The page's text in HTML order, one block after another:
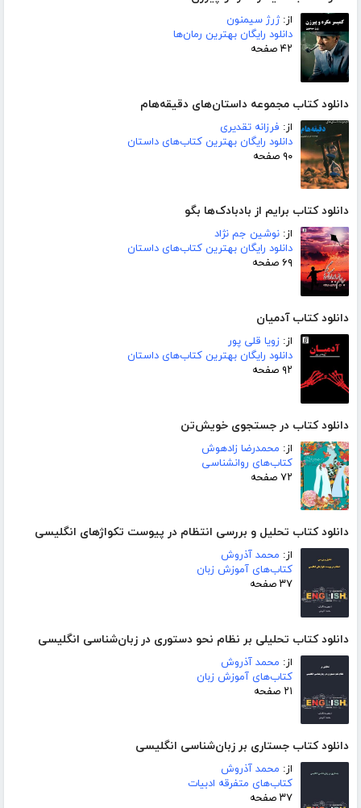
از:ژرژ سیمنون
دانلود رایگان بهترین رمان‌ها
۴۲ صفحه
دانلود کتاب مجموعه داستان‌های دقیقه‌هام
از: فرزانه تقدیری
دانلود رایگان بهترین کتاب‌های داستان
۹۰ صفحه
دانلود کتاب برایم از بادبادک‌ها بگو
از: نوشین جم نژاد
دانلود رایگان بهترین کتاب‌های داستان
۶۹ صفحه
دانلود کتاب آدمیان
از: زویا قلی پور
دانلود رایگان بهترین کتاب‌های داستان
۹۲ صفحه
دانلود کتاب در جستجوی خویش‌تن
از: محمدرضا زادهوش
کتاب‌های روانشناسی
۷۲ صفحه
دانلود کتاب تحلیل و بررسی انتظام در پیوست تکواژهای انگلیسی
از: محمد آذروش
کتاب‌های آموزش زبان
۳۷ صفحه
دانلود کتاب تحلیلی بر نظام نحو دستوری در زبان‌شناسی انگلیسی
از: محمد آذروش
کتاب‌های آموزش زبان
۲۱ صفحه
دانلود کتاب جستاری بر زبان‌شناسی انگلیسی
از: محمد آذروش
کتاب‌های متفرقه ادبیات
۳۷ صفحه